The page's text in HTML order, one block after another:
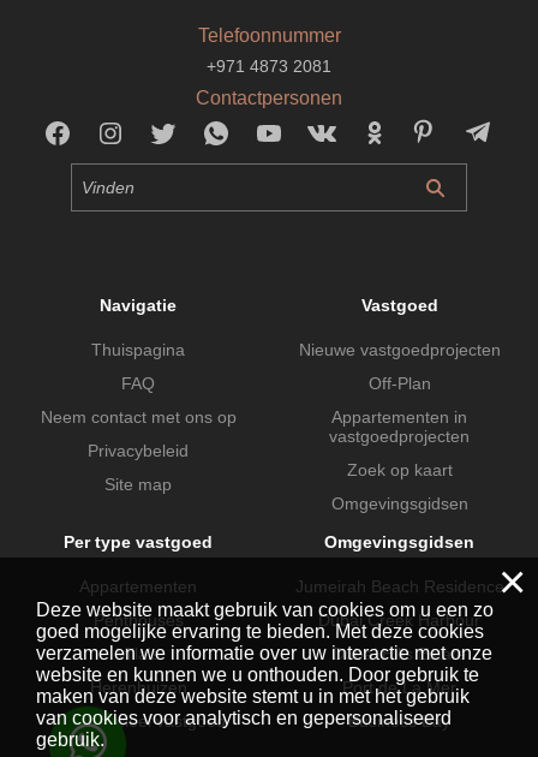
Telefoonnummer
+971 4873 2081
Contactpersonen
Navigatie
Thuispagina
FAQ
Neem contact met ons op
Privacybeleid
Site map
Vastgoed
Nieuwe vastgoedprojecten
Off-Plan
Appartementen in
vastgoedprojecten
Zoek op kaart
Omgevingsgidsen
Per type vastgoed
Appartementen
Penthouses
Villa's
Herenhuizen
Commercieel vastgoed
Omgevingsgidsen
Jumeirah Beach Residence
Dubai Creek Harbour
Dubai Hills Estate
Port de La Mer
Business Bay
×
Deze website maakt gebruik van cookies om u een zo
goed mogelijke ervaring te bieden. Met deze cookies
verzamelen we informatie over uw interactie met onze
website en kunnen we u onthouden. Door gebruik te
maken van deze website stemt u in met het gebruik
van cookies voor analytisch en gepersonaliseerd
gebruik.